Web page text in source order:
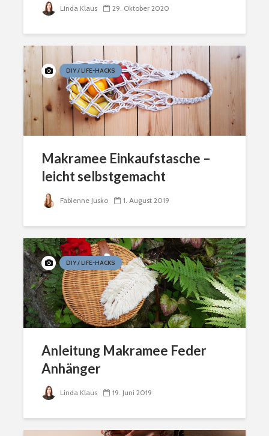
Linda Klaus 29. Oktober 2020
DIY / LIFE-HACKS
Makramee Einkaufstasche –
leicht selbstgemacht
Fabienne Jusko 1. August 2019
DIY / LIFE-HACKS
Anleitung Makramee Feder
Anhänger
Linda Klaus 19. Juni 2019